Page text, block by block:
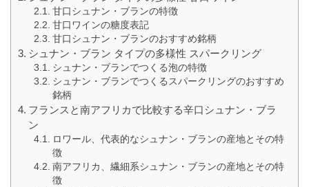
甘口シュナン・ブランの特徴
甘口ワインの糖度表記
甘口シュナン・ブランのおすすめ銘柄
シュナン・ブラン タイプの多様性 スパークリング
シュナン・ブランでつくる泡の特徴
シュナン・ブランでつくるスパークリングのおすすめ
銘柄
フランスと南アフリカで比較する辛口シュナン・ブラ
ン
ロワール、代表的なシュナン・ブランの産地とその特
徴
南アフリカ、繊細系シュナン・ブランの産地とその特
徴